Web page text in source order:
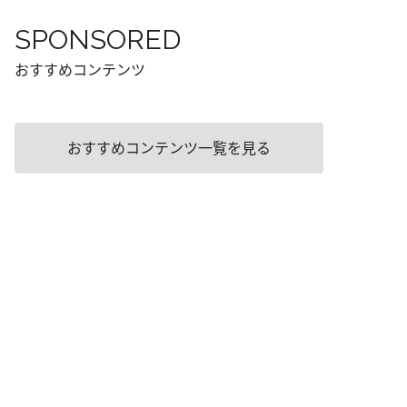
SPONSORED
おすすめコンテンツ
おすすめコンテンツ一覧を見る